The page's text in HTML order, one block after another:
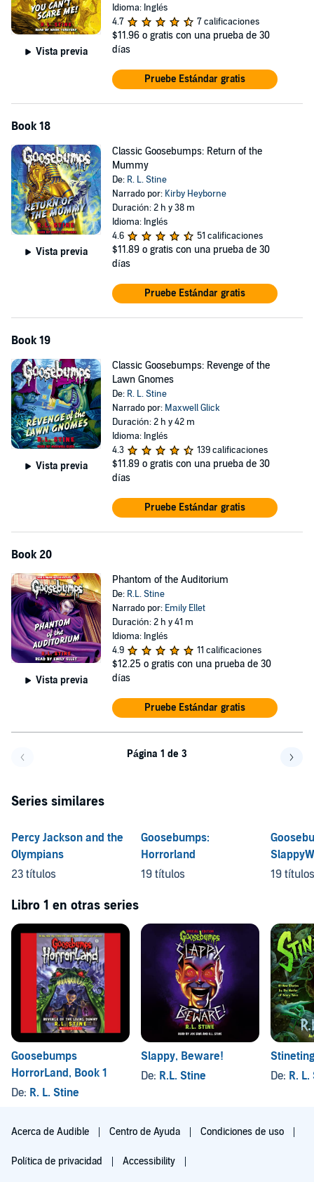
Vista previa
Idioma: Inglés
4.7
7 calificaciones
$11.96 o gratis con una prueba de 30
días
Pruebe Estándar gratis
Book 18
Vista previa
Classic Goosebumps: Return of the
Mummy
De: R. L. Stine
Narrado por: Kirby Heyborne
Duración: 2 h y 38 m
Idioma: Inglés
4.6
51 calificaciones
$11.89 o gratis con una prueba de 30
días
Pruebe Estándar gratis
Book 19
Vista previa
Classic Goosebumps: Revenge of the
Lawn Gnomes
De: R. L. Stine
Narrado por: Maxwell Glick
Duración: 2 h y 42 m
Idioma: Inglés
4.3
139 calificaciones
$11.89 o gratis con una prueba de 30
días
Pruebe Estándar gratis
Book 20
Vista previa
Phantom of the Auditorium
De: R.L. Stine
Narrado por: Emily Ellet
Duración: 2 h y 41 m
Idioma: Inglés
4.9
11 calificaciones
$12.25 o gratis con una prueba de 30
días
Pruebe Estándar gratis
Página 1 de 3
Series similares
Percy Jackson and the
Olympians
23 títulos
Goosebumps:
Horrorland
19 títulos
19 títulos
Libro 1 en otras series
Goosebumps
HorrorLand, Book 1
De: R. L. Stine
Slappy, Beware!
De: R.L. Stine
De: R.
Acerca de Audible Centro de Ayuda Condiciones de uso
Política de privacidad Accessibility